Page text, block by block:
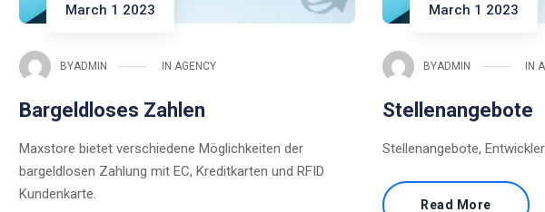
March 1 2023
BYADMIN IN AGENCY
Bargeldloses Zahlen
Maxstore bietet verschiedene Möglichkeiten der
bargeldlosen Zahlung mit EC, Kreditkarten und RFID
Kundenkarte.
March 1 2023
BYADMIN IN
Stellenangebote
Stellenangebote,
Read More